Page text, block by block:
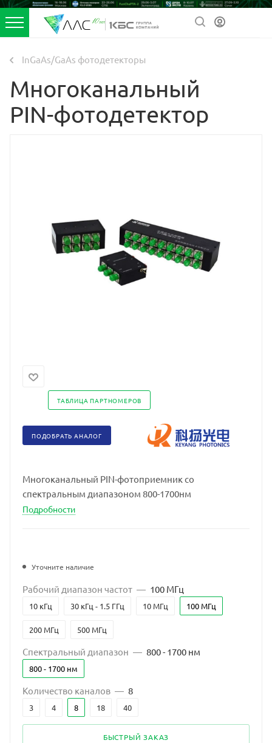
InGaAs/GaAs фотодетекторы
Многоканальный
PIN-фотодетектор
ТАБЛИЦА ПАРТНОМЕРОВ
ПОДОБРАТЬ АНАЛОГ
Многоканальный PIN-фотоприемник со
спектральным диапазоном 800-1700нм
Подробности
Уточните наличие
Рабочий диапазон частот — 100 МГц
10 кГц 30 кГц - 1.5 ГГц 10 МГц 100 МГц
200 МГц 500 МГц
Спектральный диапазон — 800 - 1700 нм
800 - 1700 нм
Количество каналов — 8
3 4 8 18 40
БЫСТРЫЙ ЗАКАЗ